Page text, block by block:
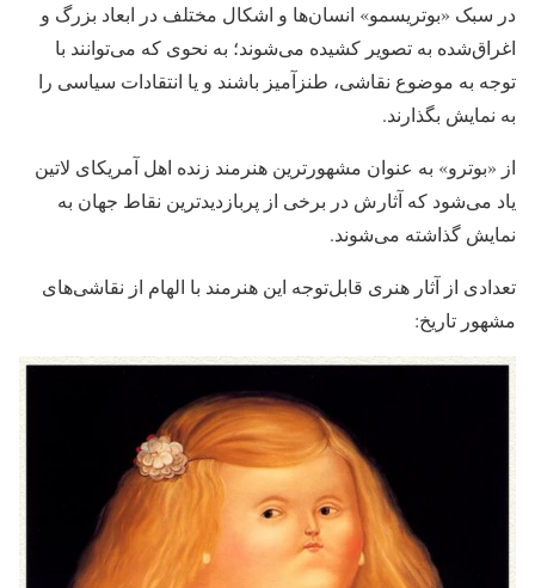
در سبک «بوتریسمو»‌ انسان‌ها و اشکال مختلف در ابعاد بزرگ و
اغراق‌شده به تصویر کشیده می‌شوند؛ به نحوی که می‌توانند با
توجه به موضوع نقاشی،‌ طنزآمیز باشند و یا انتقادات سیاسی را
به نمایش بگذارند.
از «بوترو»‌ به عنوان مشهورترین هنرمند زنده اهل آمریکای لاتین
یاد می‌شود که آثارش در برخی از پربازدیدترین نقاط جهان به
نمایش گذاشته می‌شوند.
تعدادی از آثار هنری قابل‌توجه این هنرمند با الهام از نقاشی‌های
مشهور تاریخ: